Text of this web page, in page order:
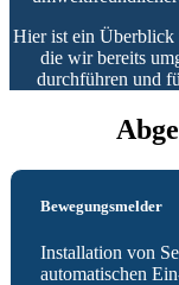
Hier ist ein Überblick
die wir bereits
durchführen und
Bewegungsmelder
Installation von
automatischen